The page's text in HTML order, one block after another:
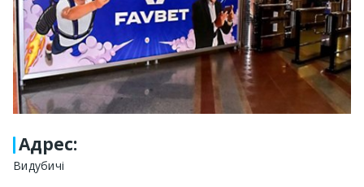
Адрес:
Видубичі